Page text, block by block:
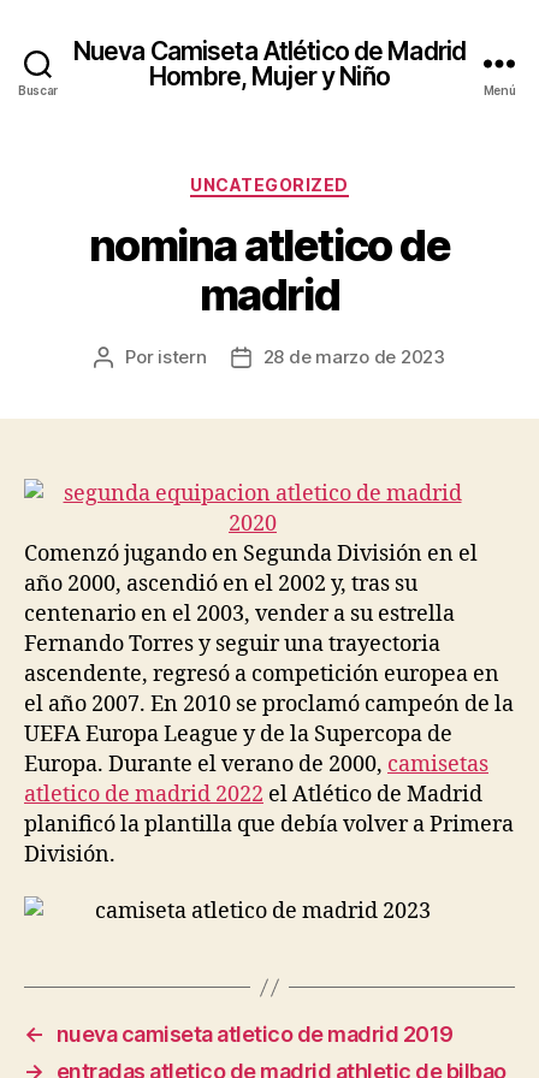
Buscar
Nueva Camiseta Atlético de Madrid
Hombre, Mujer y Niño
Menú
Categorías
UNCATEGORIZED
nomina atletico de
madrid
Autor
Por istern
Fecha28 de marzo de 2023
Comenzó jugando en Segunda División en el
año 2000, ascendió en el 2002 y, tras su
centenario en el 2003, vender a su estrella
Fernando Torres y seguir una trayectoria
ascendente, regresó a competición europea en
el año 2007. En 2010 se proclamó campeón de la
UEFA Europa League y de la Supercopa de
Europa. Durante el verano de 2000, camisetas
atletico de madrid 2022 el Atlético de Madrid
planificó la plantilla que debía volver a Primera
División.
←
nueva camiseta atletico de madrid 2019
→
entradas atletico de madrid athletic de bilbao